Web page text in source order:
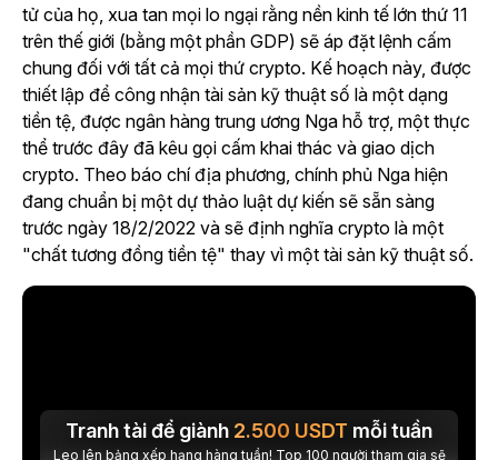
tử của họ, xua tan mọi lo ngại rằng nền kinh tế lớn thứ 11
trên thế giới (bằng một phần GDP) sẽ áp đặt lệnh cấm
chung đối với tất cả mọi thứ crypto. Kế hoạch này, được
thiết lập để công nhận tài sản kỹ thuật số là một dạng
tiền tệ, được ngân hàng trung ương Nga hỗ trợ, một thực
thể trước đây đã kêu gọi cấm khai thác và giao dịch
crypto. Theo báo chí địa phương, chính phủ Nga hiện
đang chuẩn bị một dự thảo luật dự kiến sẽ sẵn sàng
trước ngày 18/2/2022 và sẽ định nghĩa crypto là một
"chất tương đồng tiền tệ" thay vì một tài sản kỹ thuật số.
Tranh tài để giành 2.500 USDT mỗi tuần
Leo lên bảng xếp hạng hàng tuần! Top 100 người tham gia sẽ